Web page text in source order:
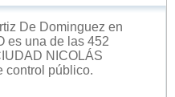
De Dominguez en
es una de las 452
NICOLÁS
control público.